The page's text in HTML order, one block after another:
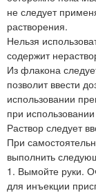
не следует
растворения.
Нельзя
содержит
Из флакона
позволит ввести
использовании
при
Раствор следует
При
выполнить
1. Вымойте руки.
для инъекции